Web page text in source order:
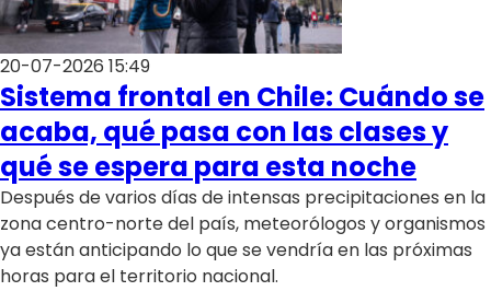
20-07-2026 15:49
Sistema frontal en Chile: Cuándo se
acaba, qué pasa con las clases y
qué se espera para esta noche
Después de varios días de intensas precipitaciones en la
zona centro-norte del país, meteorólogos y organismos
ya están anticipando lo que se vendría en las próximas
horas para el territorio nacional.